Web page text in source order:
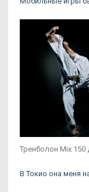
Тренболон Mix
В Токио она меня